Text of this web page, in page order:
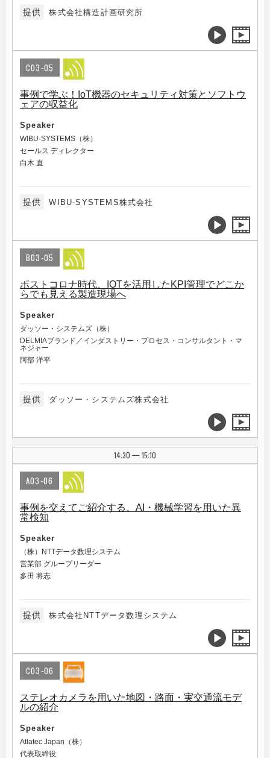
提供 株式会社構造計画研究所
C03-05
事例で学ぶ！IoT機器のセキュリティ対策とソフトウ
ェアの収益化
Speaker
WIBU-SYSTEMS（株）
セールス ディレクター
白木 直
提供 WIBU-SYSTEMS株式会社
B03-05
ポストコロナ時代、IOTを活用したKPI管理でどこか
らでも見える製造現場へ
Speaker
ダッソー・システムズ（株）
DELMIAブランド／インダストリー・プロセス・コンサルタント・マ
ネジャー
阿部 洋平
提供 ダッソー・システムズ株式会社
14:30 | 15:10
A03-06
事例を交えてご紹介する、AI・機械学習を用いた異
常検知
Speaker
（株）NTTデータ数理システム
営業部 グループリーダー
多田 将志
提供 株式会社NTTデータ数理システム
C03-06
ステレオカメラを用いた地図・路面・実交通流モデ
ルの紹介
Speaker
Atlatec Japan（株）
代表取締役